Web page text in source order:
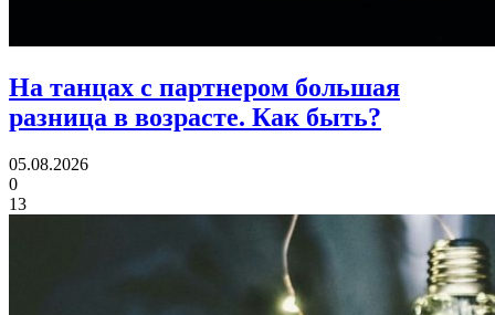
На танцах с партнером большая
разница в возрасте. Как быть?
05.08.2026
0
13